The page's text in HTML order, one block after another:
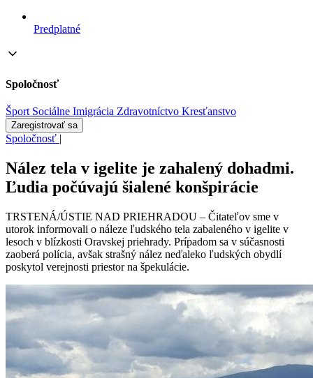
Predplatné
Spoločnosť
Šport Sociálne Imigrácia Zdravotníctvo Kresťanstvo
Zaregistrovať sa
Spoločnosť |
Nález tela v igelite je zahalený dohadmi.
Ľudia počúvajú šialené konšpirácie
TRSTENÁ/ÚSTIE NAD PRIEHRADOU – Čitateľov sme v
utorok informovali o náleze ľudského tela zabaleného v igelite v
lesoch v blízkosti Oravskej priehrady. Prípadom sa v súčasnosti
zaoberá polícia, avšak strašný nález neďaleko ľudských obydlí
poskytol verejnosti priestor na špekulácie.